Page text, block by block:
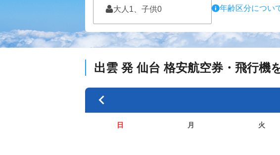
大人1、子供0 年齢区分につい
出雲 発仙台格安航空券・飛行機
日 月 火